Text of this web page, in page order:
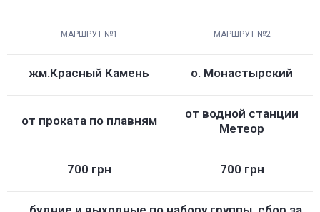
МАРШРУТ №1 МАРШРУТ №2
жм.Красный Камень о. Монастырский
от проката по плавням
от водной станции
Метеор
700 грн 700 грн